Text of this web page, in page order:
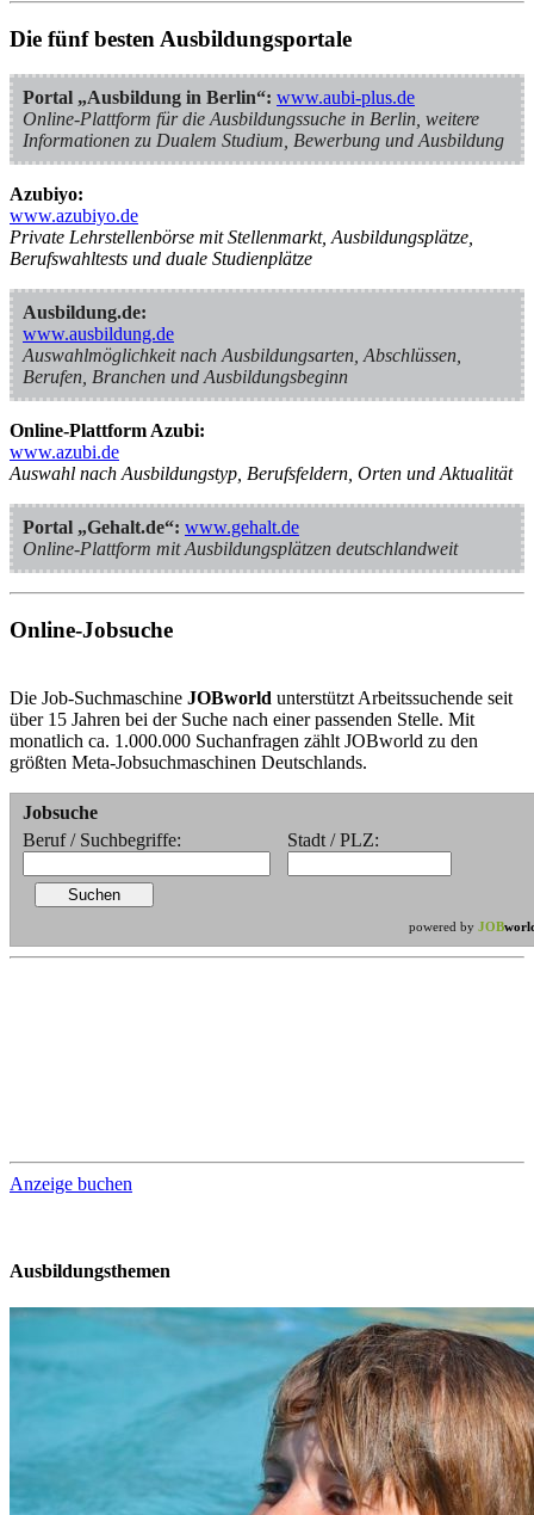
Die fünf besten Ausbildungsportale
Portal „Ausbildung in Berlin“: www.aubi-plus.de
Online-Plattform für die Ausbildungssuche in Berlin, weitere
Informationen zu Dualem Studium, Bewerbung und Ausbildung
Azubiyo:
www.azubiyo.de
Private Lehrstellenbörse mit Stellenmarkt, Ausbildungsplätze,
Berufswahltests und duale Studienplätze
Ausbildung.de:
www.ausbildung.de
Auswahlmöglichkeit nach Ausbildungsarten, Abschlüssen,
Berufen, Branchen und Ausbildungsbeginn
Online-Plattform Azubi:
www.azubi.de
Auswahl nach Ausbildungstyp, Berufsfeldern, Orten und Aktualität
Portal „Gehalt.de“: www.gehalt.de
Online-Plattform mit Ausbildungsplätzen deutschlandweit
Online-Jobsuche
Die Job-Suchmaschine JOBworld unterstützt Arbeitssuchende seit
über 15 Jahren bei der Suche nach einer passenden Stelle. Mit
monatlich ca. 1.000.000 Suchanfragen zählt JOBworld zu den
größten Meta-Jobsuchmaschinen Deutschlands.
Jobsuche
Beruf / Suchbegriffe:
Stadt / PLZ:
powered by JOB
Anzeige buchen
Ausbildungsthemen